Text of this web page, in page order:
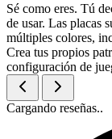
Sé como eres. Tú
de usar. Las placas
múltiples colores,
Crea tus propios
configuración de
Cargando reseñas..